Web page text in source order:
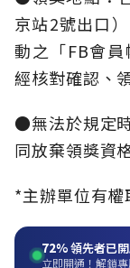
京站2號出口
動之「FB會
經核對確認、
●無法於規定
同放棄領獎資
*主辦單位有權
72%領先者已
立即開通！解鎖